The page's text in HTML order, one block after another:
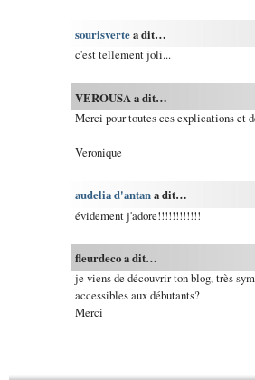
sourisvertea dit…
c'est tellement joli...
VEROUSA a dit…
Merci pour toutes ces explications et
Veronique
audelia d'antana dit…
évidement j'adore!!!!!!!!!!!!
fleurdeco a dit…
je viens de découvrir ton blog, très
accessibles aux débutants?
Merci